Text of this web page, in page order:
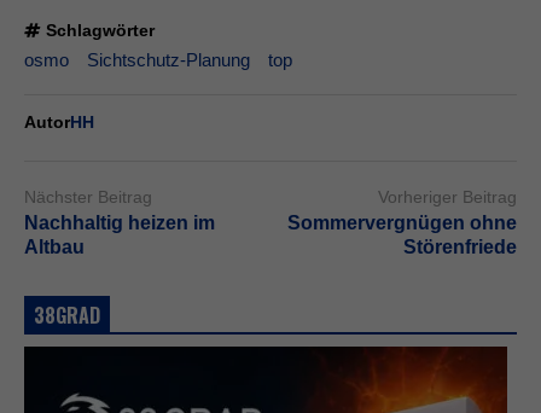
Schlagwörter
osmo Sichtschutz-Planung top
AutorHH
Nächster Beitrag
Nachhaltig heizen im
Altbau
Vorheriger Beitrag
Sommervergnügen ohne
Störenfriede
38GRAD